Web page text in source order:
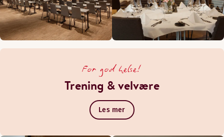
For god helse!
Trening & velvære
Les mer